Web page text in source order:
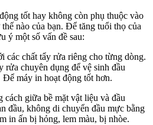
tốt hay không còn phụ thuộc vào
nào của bạn. Để tăng tuổi thọ của
ý một số vấn đề sau:
các chất tẩy rửa riêng cho từng dòng.
rửa chuyên dụng để vệ sinh đầu
máy in hoạt động tốt hơn.
giữa bề mặt vật liệu và đầu
đầu, không di chuyển đầu mực bằng
in ấn bị hỏng, lem màu, bị nhòe.